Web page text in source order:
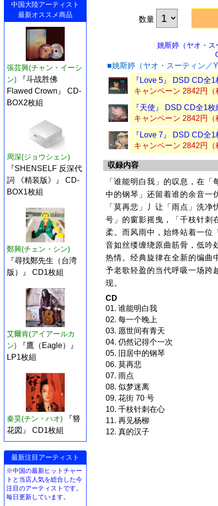
中国大陸アーティスト
最新オススメ商品
張芸興(チャン・イーシ
ン)
『斗战胜佛
Flawed Crown』 CD-
BOX2枚組
周深(ジョウシェン)
『SHENSELF 反深代
詞 《精装版》』 CD-
BOX1枚組
鄭興(チェン・シン)
『尋找鄭先生（台湾
版）』 CD1枚組
艾爾肯(アイアールカ
ン)
『鷹（Eagle）』
LP1枚組
秦昊(チン・ハオ)
『簪
花図』 CD1枚組
最新注目アーティスト
※中国の最新ヒットチャー
トと当店人気を総合した今
注目のアーティストです。
毎日更新しています。
数量
姚斯婷（ヤオ・ス
■姚斯婷（ヤオ・スーティン／
『Love 5』 DSD CD全1
キャンペーン 2842円（
『天使』 DSD CD全1枚
キャンペーン 2842円（
『Love 7』 DSD CD全1
キャンペーン 2842円（
収録内容
「谁能明白我」的叹息，在
中的钢琴」还留着谁的余音一
「莫再悲」丿让「雨点」洗
号」的窗影摇曳，「千枝针刺
柔。而风雨中，始终站着一位
音如丝缕缠绕原曲筋骨，低吟
热情。经典旋律在全新的编曲
予老歌轻盈的当代呼吸一场跨
现。
CD
01. 谁能明白我
02. 每一个晚上
03. 愿世间有青天
04. 仍然记得个一次
05. 旧居中的钢琴
06. 莫再悲
07. 雨点
08. 似梦迷离
09. 花街 70 号
10. 千枝针刺在心
11. 再见杨柳
12. 真的汉子